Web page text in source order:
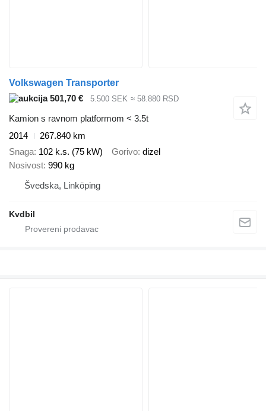
Volkswagen Transporter
501,70 €
5.500 SEK ≈ 58.880 RSD
Kamion s ravnom platformom < 3.5t
2014
267.840 km
Snaga 102 k.s. (75 kW) Gorivo dizel
Nosivost 990 kg
Švedska, Linköping
Kvdbil